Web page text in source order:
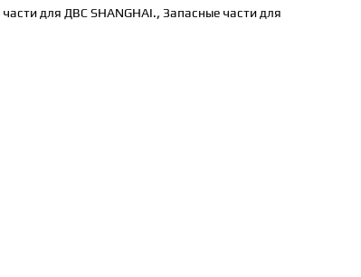
для ДВС SHANGHAI., Запасные части для